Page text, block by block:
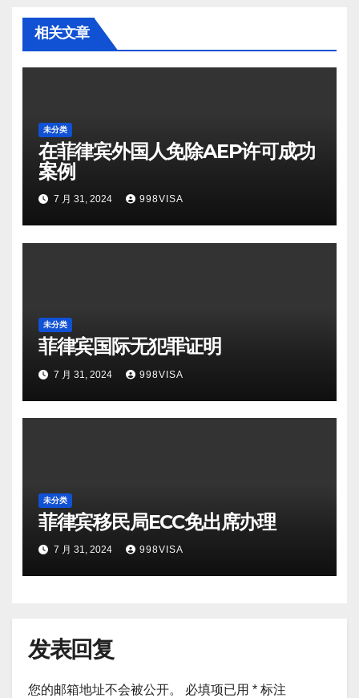
相关文章
未分类
在菲律宾外国人免除AEP许可成功
案例
7 月 31, 2024 998VISA
未分类
菲律宾国际无犯罪证明
7 月 31, 2024 998VISA
未分类
菲律宾移民局ECC免出席办理
7 月 31, 2024 998VISA
发表回复
您的邮箱地址不会被公开。 必填项已用 * 标注